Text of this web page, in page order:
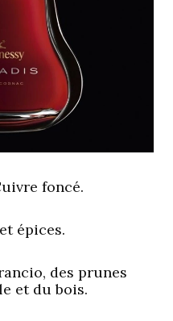
foncé.
épices.
des prunes
et du bois.